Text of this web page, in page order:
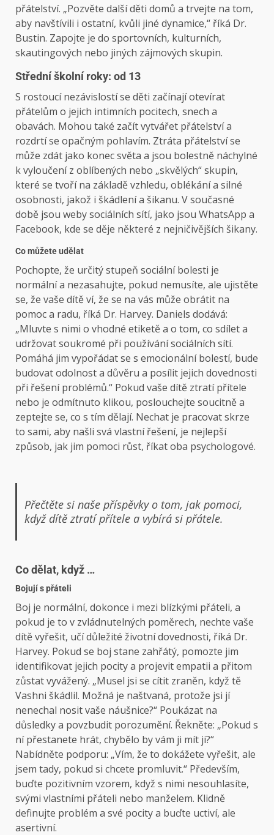
přátelství. „Pozvěte další děti domů a trvejte na tom,
aby navštívili i ostatní, kvůli jiné dynamice,“ říká Dr.
Bustin. Zapojte je do sportovních, kulturních,
skautingových nebo jiných zájmových skupin.
Střední školní roky: od 13
S rostoucí nezávislostí se děti začínají otevírat
přátelům o jejich intimních pocitech, snech a
obavách. Mohou také začít vytvářet přátelství a
rozdrtí se opačným pohlavím. Ztráta přátelství se
může zdát jako konec světa a jsou bolestně náchylné
k vyloučení z oblíbených nebo „skvělých“ skupin,
které se tvoří na základě vzhledu, oblékání a silné
osobnosti, jakož i škádlení a šikanu. V současné
době jsou weby sociálních sítí, jako jsou WhatsApp a
Facebook, kde se děje některé z nejničivějších šikany.
Co můžete udělat
Pochopte, že určitý stupeň sociální bolesti je
normální a nezasahujte, pokud nemusíte, ale ujistěte
se, že vaše dítě ví, že se na vás může obrátit na
pomoc a radu, říká Dr. Harvey. Daniels dodává:
„Mluvte s nimi o vhodné etiketě a o tom, co sdílet a
udržovat soukromé při používání sociálních sítí.
Pomáhá jim vypořádat se s emocionální bolestí, bude
budovat odolnost a důvěru a posílit jejich dovednosti
při řešení problémů.“ Pokud vaše dítě ztratí přítele
nebo je odmítnuto klikou, poslouchejte soucitně a
zeptejte se, co s tím dělají. Nechat je pracovat skrze
to sami, aby našli svá vlastní řešení, je nejlepší
způsob, jak jim pomoci růst, říkat oba psychologové.
Přečtěte si naše příspěvky o tom, jak pomoci,
když dítě ztratí přítele a vybírá si přátele.
Co dělat, když …
Bojují s přáteli
Boj je normální, dokonce i mezi blízkými přáteli, a
pokud je to v zvládnutelných poměrech, nechte vaše
dítě vyřešit, učí důležité životní dovednosti, říká Dr.
Harvey. Pokud se boj stane zahřátý, pomozte jim
identifikovat jejich pocity a projevit empatii a přitom
zůstat vyvážený. „Musel jsi se cítit zraněn, když tě
Vashni škádlil. Možná je naštvaná, protože jsi jí
nenechal nosit vaše náušnice?“ Poukázat na
důsledky a povzbudit porozumění. Řekněte: „Pokud s
ní přestanete hrát, chybělo by vám ji mít ji?“
Nabídněte podporu: „Vím, že to dokážete vyřešit, ale
jsem tady, pokud si chcete promluvit.“ Především,
buďte pozitivním vzorem, když s nimi nesouhlasíte,
svými vlastními přáteli nebo manželem. Klidně
definujte problém a své pocity a buďte uctiví, ale
asertivní.